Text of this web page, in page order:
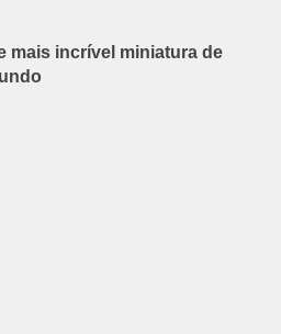
mais incrível miniatura de